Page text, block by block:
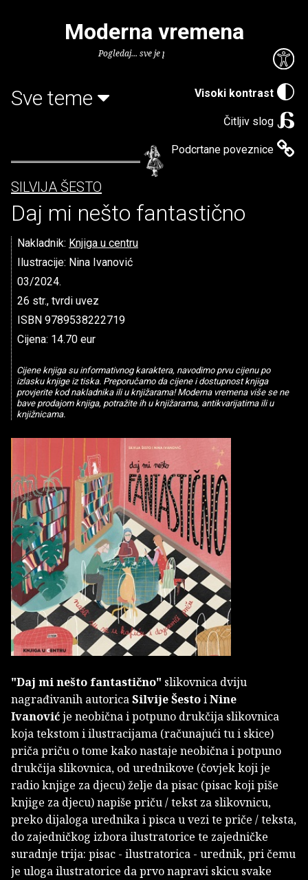
Visoki kontrast
Čitljiv slog
Podcrtane poveznice
Moderna vremena
Pogledaj... sve je puno knjiga.
Sve teme
SILVIJA ŠESTO
Daj mi nešto fantastično
Nakladnik: Knjiga u centru
Ilustracije: Nina Ivanović
03/2024.
26 str., tvrdi uvez
ISBN 9789538222719
Cijena: 14.70 eur
Cijene knjiga su informativnog karaktera, navodimo prvu cijenu po
izlasku knjige iz tiska. Preporučamo da cijene i dostupnost knjiga
provjerite kod nakladnika ili u knjižarama! Moderna vremena više se ne
bave prodajom knjiga, potražite ih u knjižarama, antikvarijatima ili u
knjižnicama.
"Daj mi nešto fantastično" slikovnica dviju
nagrađivanih autoricaSilvije ŠestoiNine
Ivanovićje neobična i potpuno drukčija slikovnica
koja tekstom i ilustracijama (računajući tu i skice)
priča priču o tome kako nastaje neobična i potpuno
drukčija slikovnica, od urednikove (čovjek koji je
radio knjige za djecu) želje da pisac (pisac koji piše
knjige za djecu) napiše priču / tekst za slikovnicu,
preko dijaloga urednika i pisca u vezi te priče / teksta,
do zajedničkog izbora ilustratorice te zajedničke
suradnje trija: pisac - ilustratorica - urednik, pri čemu
je uloga ilustratorice da prvo napravi skicu svake